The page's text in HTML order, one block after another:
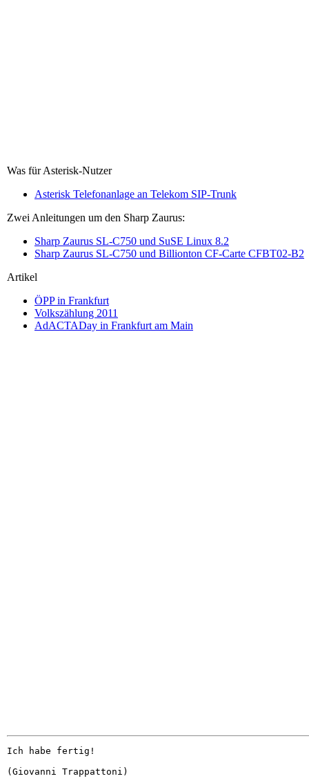
Was für Asterisk-Nutzer
Asterisk Telefonanlage an Telekom SIP-Trunk
Zwei Anleitungen um den Sharp Zaurus:
Sharp Zaurus SL-C750 und SuSE Linux 8.2
Sharp Zaurus SL-C750 und Billionton CF-Carte CFBT02-B2
Artikel
ÖPP in Frankfurt
Volkszählung 2011
AdACTADay in Frankfurt am Main
Ich habe fertig!